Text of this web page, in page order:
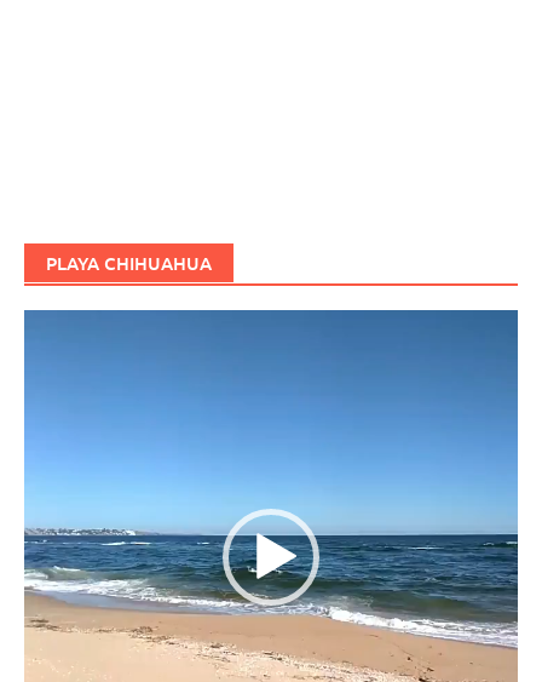
PLAYA CHIHUAHUA